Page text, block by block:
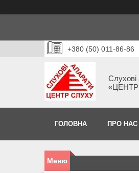
+380 (50) 011-86-86
Слухові
ГОЛОВНА ПРО НАС